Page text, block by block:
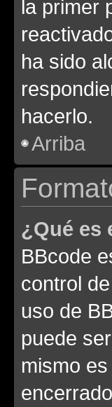
la primer
ha sido
hacerlo.
Arriba
¿Qué es
BBcode
control
uso de
puede
mismo